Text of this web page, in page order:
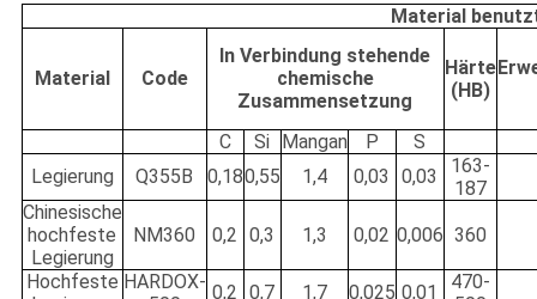
Material
Material Code
In Verbindung stehende
chemische
Zusammensetzung
Härte
(HB)
C Si Mangan P
S
Legierung
Q355B 0,180,55 1,4 0,03 0,03
163-
187
Chinesische
hochfeste
Legierung
NM360 0,2 0,3 1,3 0,02 0,006 360
Hochfeste HARDOX- 0,2 0,7 1,7 0,025 0,01
470-